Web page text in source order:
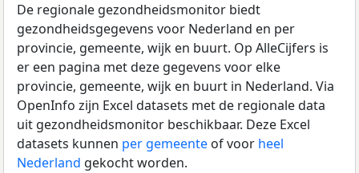
De regionale gezondheidsmonitor biedt
gezondheidsgegevens voor Nederland en per
provincie, gemeente, wijk en buurt. Op AlleCijfers is
er een pagina met deze gegevens voor elke
provincie, gemeente, wijk en buurt in Nederland. Via
OpenInfo zijn Excel datasets met de regionale data
uit gezondheidsmonitor beschikbaar. Deze Excel
datasets kunnen per gemeente of voor heel
Nederland gekocht worden.